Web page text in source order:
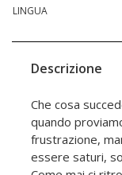
LINGUA
Descrizione
Che cosa
quando
frustrazione,
essere saturi,